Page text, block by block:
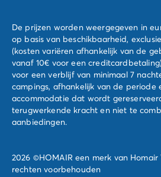
De prijzen worden weergegeven in
op basis van beschikbaarheid,
(kosten variëren afhankelijk van de
vanaf 10€ voor een
voor een verblijf van minimaal 7
campings, afhankelijk van de periode
accommodatie dat wordt
terugwerkende kracht en niet te
aanbiedingen.
2026 ©HOMAIR een merk van Homair
rechten voorbehouden